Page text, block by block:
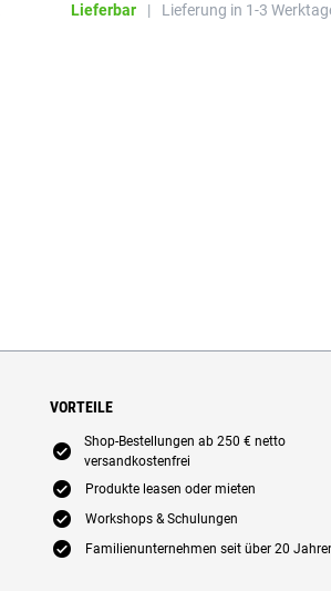
Lieferbar | Lieferung in 1-3
VORTEILE
E
Shop-Bestellungen ab 250 € netto
versandkostenfrei
E Produkte leasen oder mieten
E Workshops & Schulungen
E Familienunternehmen seit über 20